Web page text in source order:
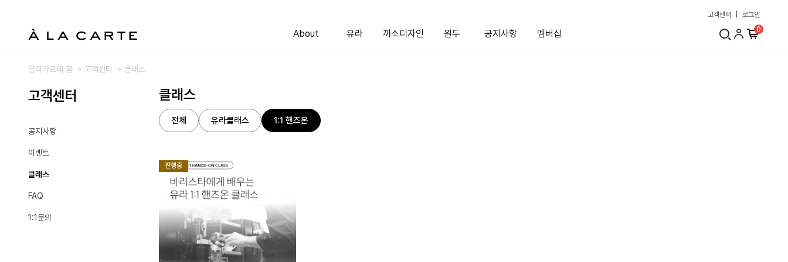
고객센터 로그인
About 유라 까소디자인 원두 공지사항 멤버십 0
알라카르테 홈 고객센터 클래스
고객센터
공지사항
이벤트
클래스
FAQ
1:1문의
클래스
전체 유라클래스 1:1 핸즈온
진행중